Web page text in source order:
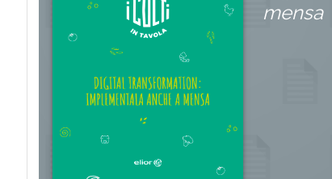
mensa